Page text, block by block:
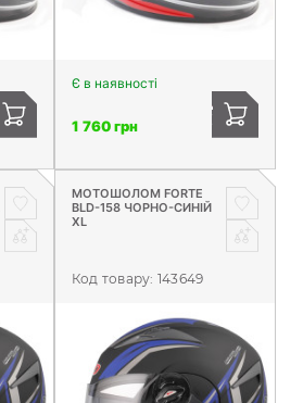
Є в наявності
1 760 грн
МОТОШОЛОМ FORTE
BLD-158 ЧОРНО-СИНІЙ
XL
Код товару: 143649